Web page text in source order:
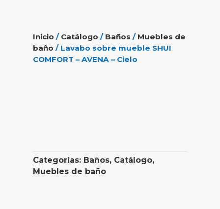
Inicio / Catálogo / Baños / Muebles de
baño / Lavabo sobre mueble SHUI
COMFORT – AVENA – Cielo
Categorías: Baños, Catálogo,
Muebles de baño